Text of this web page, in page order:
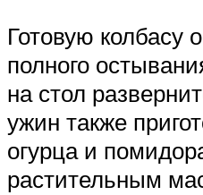
Готовую колбасу
полного
на стол
ужин также
огурца и
растительным